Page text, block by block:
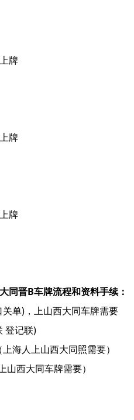
牌
牌
牌
同晋B车牌流程和资料手续：
单)，上山西大同车牌需要
登记联)
海人上山西大同照需要）
西大同车牌需要）